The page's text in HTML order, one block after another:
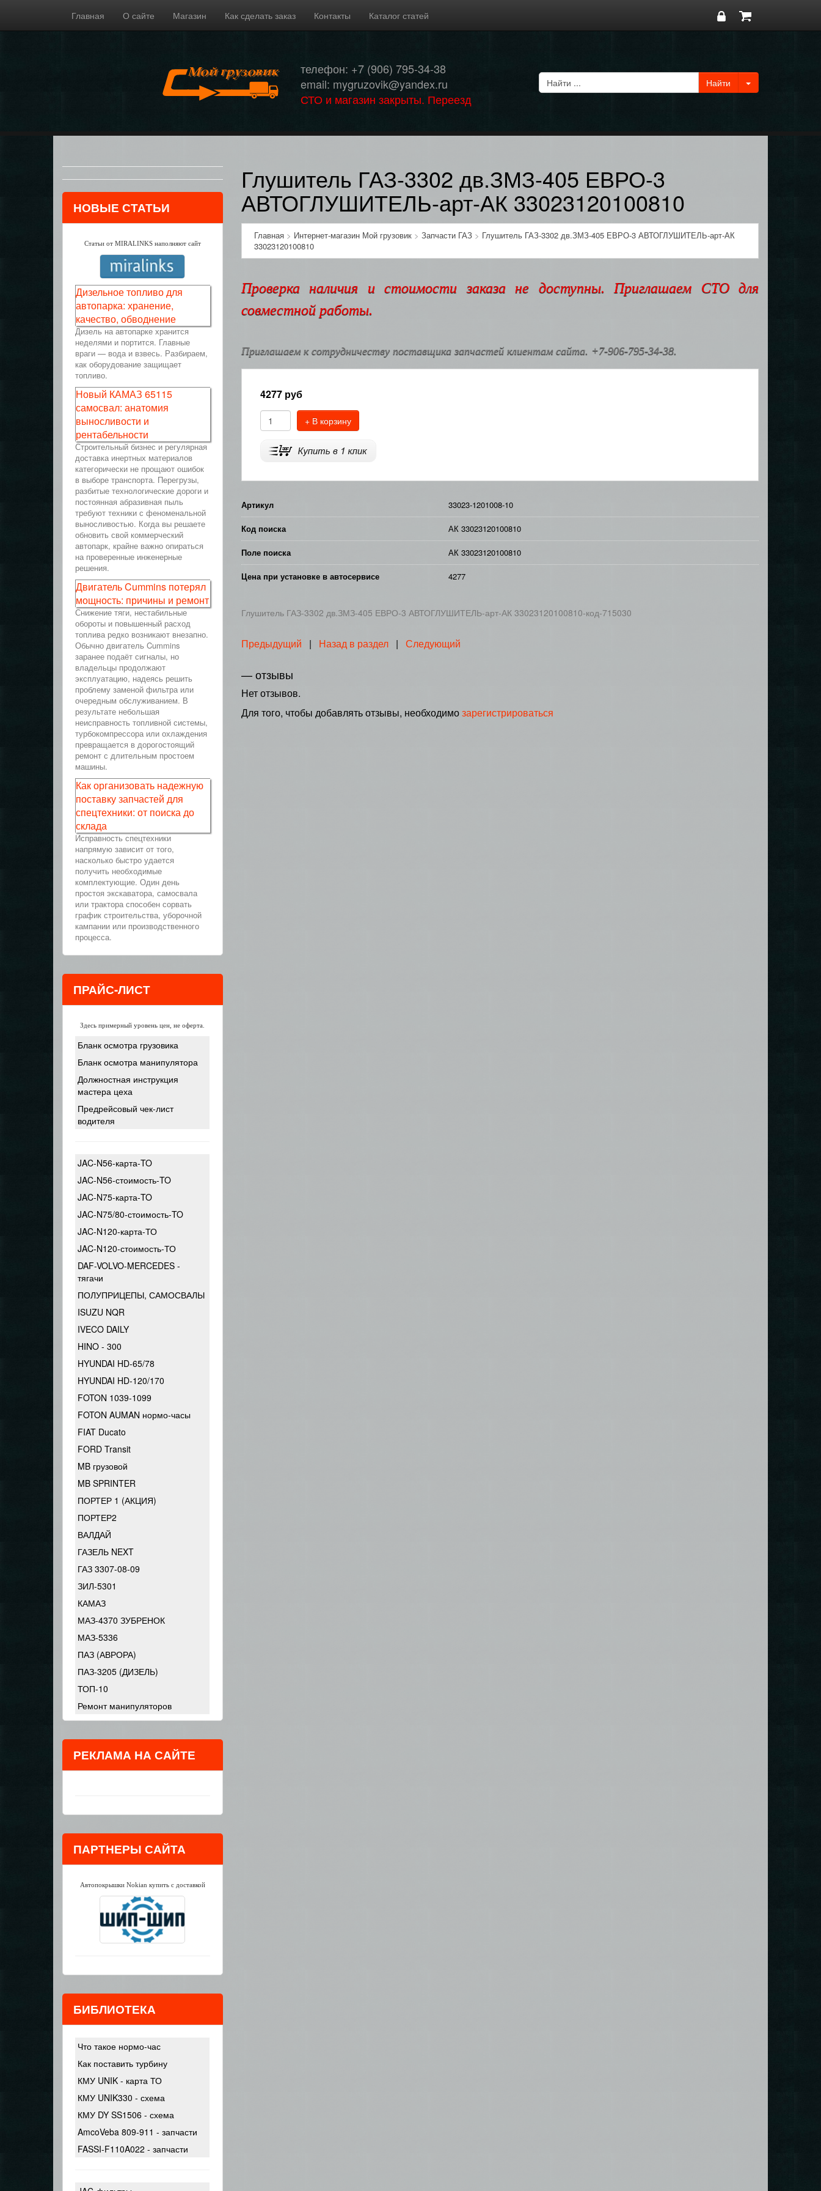
Главная О сайте Магазин Как сделать заказ Контакты Каталог статей
телефон: +7 (906) 795-34-38
email: mygruzovik@yandex.ru
СТО и магазин закрыты. Переезд
Глушитель ГАЗ-3302 дв.ЗМЗ-405 ЕВРО-3
АВТОГЛУШИТЕЛЬ-арт-АК 33023120100810
Главная> Интернет-магазин Мой грузовик> Запчасти ГАЗ> Глушитель ГАЗ-3302 дв.ЗМЗ-405 ЕВРО-3 АВТОГЛУШИТЕЛЬ-арт-АК
33023120100810
Проверка наличия и стоимости заказа не доступны. Приглашаем СТО для
совместной работы.
Приглашаем к сотрудничеству поставщика запчастей клиентам сайта. +7-906-795-34-38.
4277руб
+ В корзину
Артикул 33023-1201008-10
Код поиска АК 33023120100810
Поле поиска АК 33023120100810
Цена при установке в автосервисе 4277
Глушитель ГАЗ-3302 дв.ЗМЗ-405 ЕВРО-3 АВТОГЛУШИТЕЛЬ-арт-АК 33023120100810-код-715030
Предыдущий | Назад в раздел| Следующий
— отзывы
Нет отзывов.
Для того, чтобы добавлять отзывы, необходимозарегистрироваться
НОВЫЕ СТАТЬИ
Статьи от MIRALINKS наполняют сайт
Дизельное топливо для
автопарка: хранение,
качество, обводнение
Дизель на автопарке хранится
неделями и портится. Главные
враги — вода и взвесь. Разбираем,
как оборудование защищает
топливо.
Новый КАМАЗ 65115
самосвал: анатомия
выносливости и
рентабельности
Строительный бизнес и регулярная
доставка инертных материалов
категорически не прощают ошибок
в выборе транспорта. Перегрузы,
разбитые технологические дороги и
постоянная абразивная пыль
требуют техники с феноменальной
выносливостью. Когда вы решаете
обновить свой коммерческий
автопарк, крайне важно опираться
на проверенные инженерные
решения.
Двигатель Cummins потерял
мощность: причины и ремонт
Снижение тяги, нестабильные
обороты и повышенный расход
топлива редко возникают внезапно.
Обычно двигатель Cummins
заранее подаёт сигналы, но
владельцы продолжают
эксплуатацию, надеясь решить
проблему заменой фильтра или
очередным обслуживанием. В
результате небольшая
неисправность топливной системы,
турбокомпрессора или охлаждения
превращается в дорогостоящий
ремонт с длительным простоем
машины.
Как организовать надежную
поставку запчастей для
спецтехники: от поиска до
склада
Исправность спецтехники
напрямую зависит от того,
насколько быстро удается
получить необходимые
комплектующие. Один день
простоя экскаватора, самосвала
или трактора способен сорвать
график строительства, уборочной
кампании или производственного
процесса.
ПРАЙС-ЛИСТ
Здесь примерный уровень цен, не оферта.
Бланк осмотра грузовика
Бланк осмотра манипулятора
Должностная инструкция
мастера цеха
Предрейсовый чек-лист
водителя
JAC-N56-карта-TO
JAC-N56-стоимость-TO
JAC-N75-карта-TO
JAC-N75/80-стоимость-TO
JAC-N120-карта-ТО
JAC-N120-стоимость-ТО
DAF-VOLVO-MERCEDES -
тягачи
ПОЛУПРИЦЕПЫ, САМОСВАЛЫ
ISUZU NQR
IVECO DAILY
HINO - 300
HYUNDAI HD-65/78
HYUNDAI HD-120/170
FOTON 1039-1099
FOTON AUMAN нормо-часы
FIAT Ducato
FORD Transit
MB грузовой
MB SPRINTER
ПОРТЕР 1 (АКЦИЯ)
ПОРТЕР2
ВАЛДАЙ
ГАЗЕЛЬ NEXT
ГАЗ 3307-08-09
ЗИЛ-5301
КАМАЗ
МАЗ-4370 ЗУБРЕНОК
МАЗ-5336
ПАЗ (АВРОРА)
ПАЗ-3205 (ДИЗЕЛЬ)
ТОП-10
Ремонт манипуляторов
РЕКЛАМА НА САЙТЕ
ПАРТНЕРЫ САЙТА
Автопокрышки Nokian купить с доставкой
БИБЛИОТЕКА
Что такое нормо-час
Как поставить турбину
КМУ UNIK - карта ТО
КМУ UNIK330 - схема
КМУ DY SS1506 - схема
AmcoVeba 809-911 - запчасти
FASSI-F110A022 - запчасти